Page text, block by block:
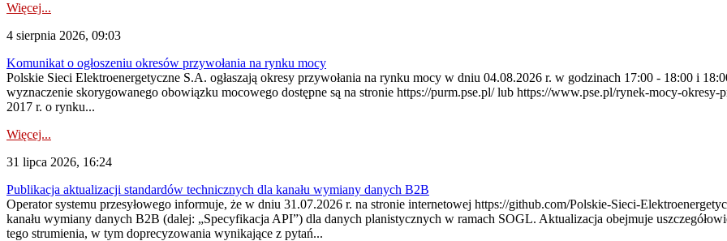
Więcej...
4 sierpnia 2026, 09:03
Komunikat o ogłoszeniu okresów przywołania na rynku mocy
Polskie Sieci Elektroenergetyczne S.A. ogłaszają okresy przywołania na rynku mocy w dniu 04.08.2026 r. w godzinach 17:00 - 18:00 i
wyznaczenie skorygowanego obowiązku mocowego dostępne są na stronie https://purm.pse.pl/ lub https://www.pse.pl/rynek-mocy-
2017 r. o rynku...
Więcej...
31 lipca 2026, 16:24
Publikacja aktualizacji standardów technicznych dla kanału wymiany danych B2B
Operator systemu przesyłowego informuje, że w dniu 31.07.2026 r. na stronie internetowej https://github.com/Polskie-Sieci-
kanału wymiany danych B2B (dalej: „Specyfikacja API”) dla danych planistycznych w ramach SOGL. Aktualizacja obejmuje
tego strumienia, w tym doprecyzowania wynikające z pytań...